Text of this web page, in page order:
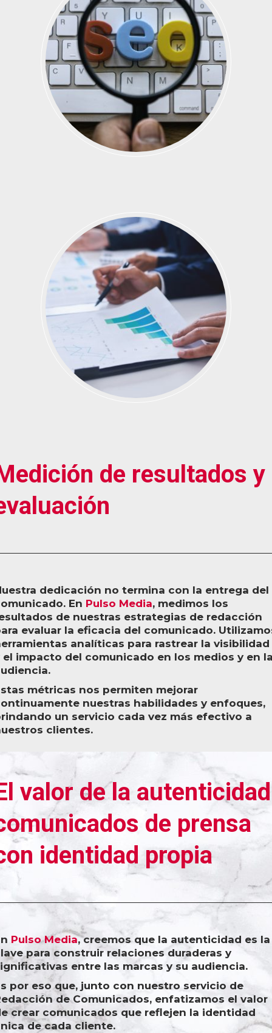
de resultados y
dedicación no termina con la entrega del
En Pulso Media, medimos los
de nuestras estrategias de redacción
evaluar la eficacia del comunicado.
analíticas para rastrear la visibilidad
el impacto del comunicado en los medios y en
métricas nos permiten mejorar
nuestras habilidades y enfoques,
un servicio cada vez más efectivo a
clientes.
valor de la
de prensa
identidad propia
Pulso Media, creemos que la autenticidad es la
para construir relaciones duraderas y
entre las marcas y su audiencia.
por eso que, junto con nuestro servicio de
de Comunicados, enfatizamos el valor
crear comunicados que reflejen la identidad
de cada cliente.